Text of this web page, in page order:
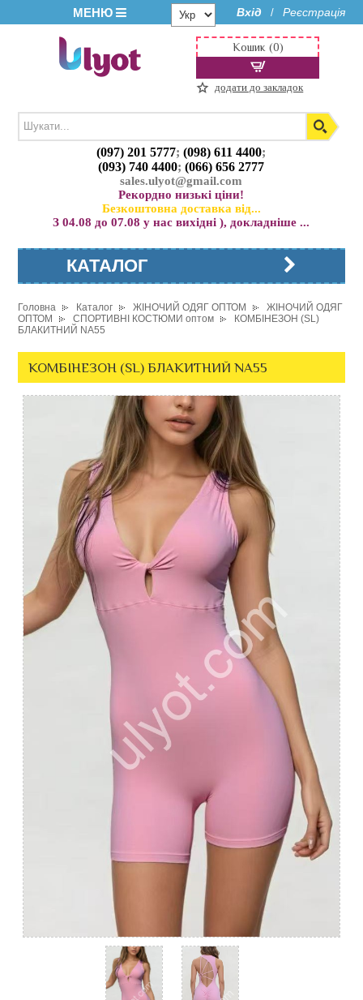
МЕНЮ Вхід / Реєстрація
(097) 201 5777;(098) 611 4400;
(093) 740 4400;(066) 656 2777
sales.ulyot@gmail.com
Рекордно низькі ціни!
Безкоштовна доставка від...
З 04.08 до 07.08 у нас вихідні ), докладніше ...
Кошик (0)
додати до закладок
КАТАЛОГ
Головна Каталог ЖІНОЧИЙ ОДЯГ ОПТОМ
ЖІНОЧИЙ ОДЯГ
ОПТОМ
СПОРТИВНІ КОСТЮМИ оптом
КОМБІНЕЗОН (SL)
БЛАКИТНИЙ NA55
КОМБІНЕЗОН (SL) БЛАКИТНИЙ NA55